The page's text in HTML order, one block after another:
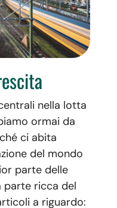
nella lotta
ormai da
ci abita
del mondo
parte delle
parte ricca del
a riguardo: